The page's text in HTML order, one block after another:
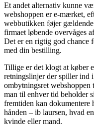
Et andet alternativ kunne
webshoppen er e-mærket,
webbutikken føjer
firmaet løbende overvåges
Det er en rigtig god chance
med din bestilling.
Tillige er det klogt at køber
retningslinjer der spiller ind
ombytningsret
man til enhver tid beholder
fremtiden kan
hånden – ib laursen, hvad
kvinde eller mand.